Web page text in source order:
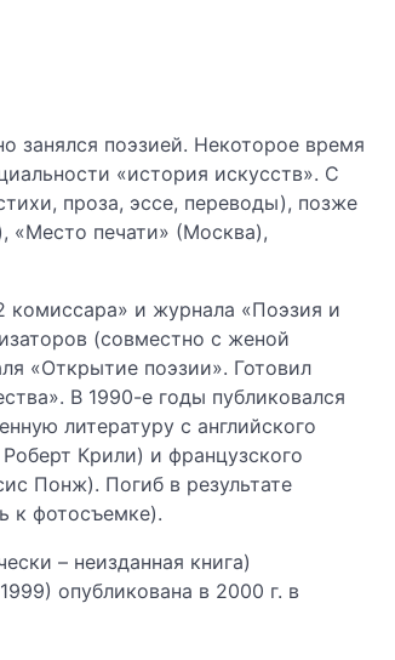
занялся поэзией. Некоторое время
«история искусств». С
проза, эссе, переводы), позже
«Место печати» (Москва),
комиссара» и журнала «Поэзия и
(совместно с женой
«Открытие поэзии». Готовил
В 1990-е годы публиковался
литературу с английского
Крили) и французского
Понж). Погиб в результате
к фотосъемке).
– неизданная книга)
опубликована в 2000 г. в